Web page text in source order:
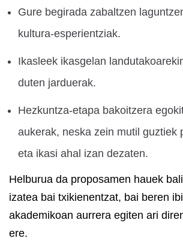
Gure begirada zabaltzen
kultura-esperientziak.
Ikasleek ikasgelan
duten jarduerak.
Hezkuntza-etapa bakoitzera
aukerak, neska zein mutil guztiek
eta ikasi ahal izan dezaten.
Helburua da proposamen hauek
izatea bai txikienentzat, bai beren
akademikoan aurrera egiten ari
ere.